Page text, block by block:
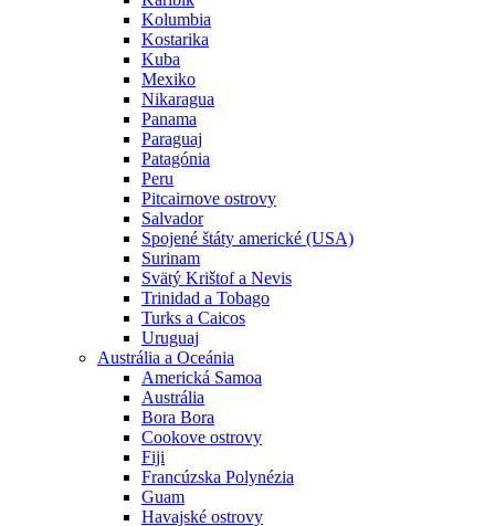
Kolumbia
Kostarika
Kuba
Mexiko
Nikaragua
Panama
Paraguaj
Patagónia
Peru
Pitcairnove ostrovy
Salvador
Spojené štáty americké (USA)
Surinam
Svätý Krištof a Nevis
Trinidad a Tobago
Turks a Caicos
Uruguaj
Austrália a Oceánia
Americká Samoa
Austrália
Bora Bora
Cookove ostrovy
Fiji
Francúzska Polynézia
Guam
Havajské ostrovy